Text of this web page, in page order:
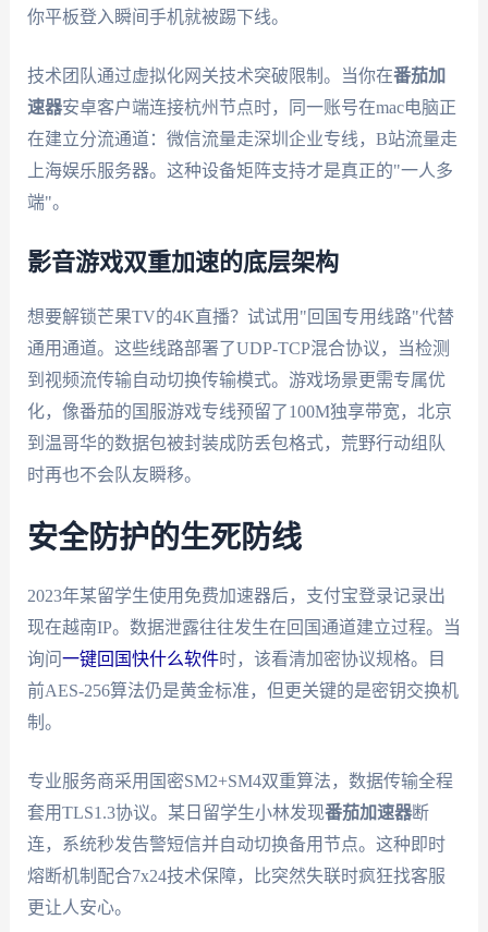
你平板登入瞬间手机就被踢下线。
技术团队通过虚拟化网关技术突破限制。当你在番茄加
速器安卓客户端连接杭州节点时，同一账号在mac电脑正
在建立分流通道：微信流量走深圳企业专线，B站流量走
上海娱乐服务器。这种设备矩阵支持才是真正的"一人多
端"。
影音游戏双重加速的底层架构
想要解锁芒果TV的4K直播？试试用"回国专用线路"代替
通用通道。这些线路部署了UDP-TCP混合协议，当检测
到视频流传输自动切换传输模式。游戏场景更需专属优
化，像番茄的国服游戏专线预留了100M独享带宽，北京
到温哥华的数据包被封装成防丢包格式，荒野行动组队
时再也不会队友瞬移。
安全防护的生死防线
2023年某留学生使用免费加速器后，支付宝登录记录出
现在越南IP。数据泄露往往发生在回国通道建立过程。当
询问 一键回国快什么软件时，该看清加密协议规格。目
前AES-256算法仍是黄金标准，但更关键的是密钥交换机
制。
专业服务商采用国密SM2+SM4双重算法，数据传输全程
套用TLS1.3协议。某日留学生小林发现番茄加速器断
连，系统秒发告警短信并自动切换备用节点。这种即时
熔断机制配合7x24技术保障，比突然失联时疯狂找客服
更让人安心。